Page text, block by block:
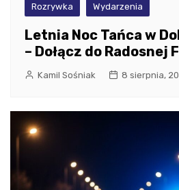
Rozrywka Wydarzenia
Letnia Noc Tańca w
– Dołącz do Radosnej
Kamil Sośniak 8 sierpnia,